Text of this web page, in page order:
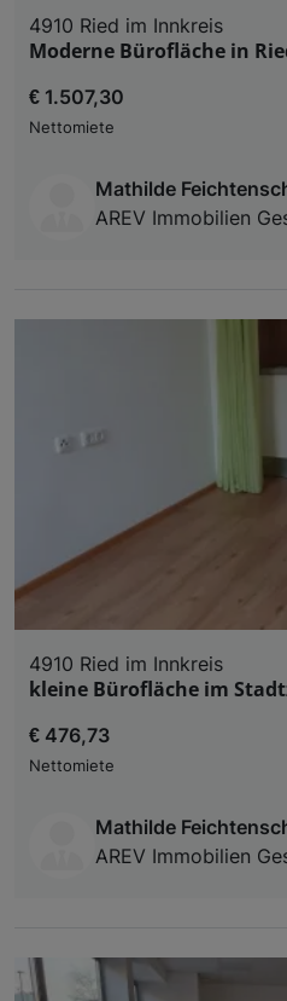
4910 Ried im Innkreis
Moderne Bürofläche in
€ 1.507,30
Nettomiete
Mathilde
AREV Immobilien
4910 Ried im Innkreis
kleine Bürofläche im
€ 476,73
Nettomiete
Mathilde
AREV Immobilien